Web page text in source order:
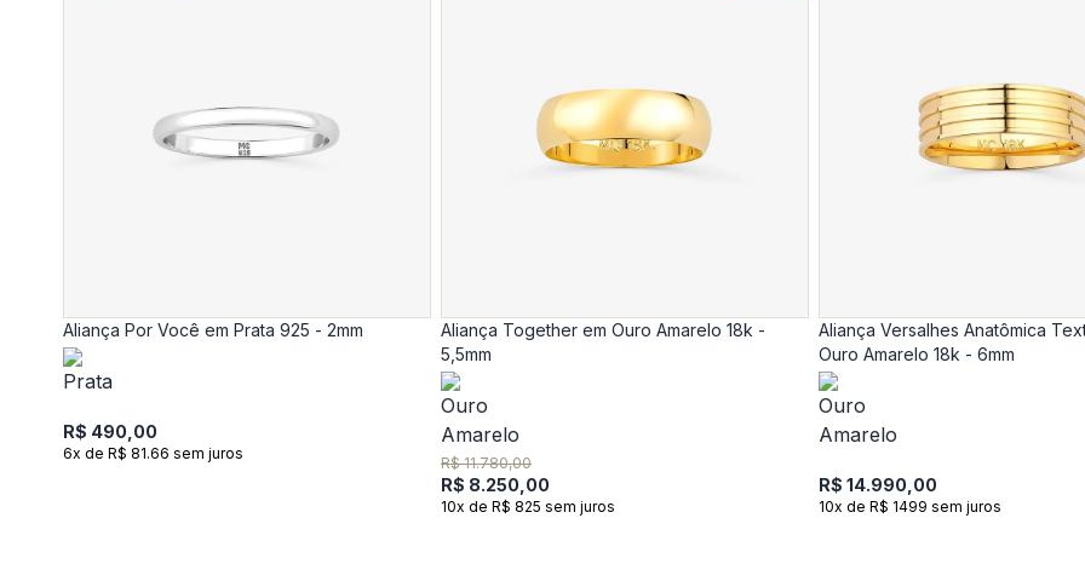
Aliança Por Você em Prata 925 - 2mm
R$ 490,00
6x de R$ 81.66 sem juros
Aliança Together em Ouro Amarelo 18k -
5,5mm
R$ 11.780,00
R$ 8.250,00
10x de R$ 825 sem juros
Aliança Versalhes Anatômica
Ouro Amarelo 18k - 6mm
R$ 14.990,00
10x de R$ 1499 sem juros